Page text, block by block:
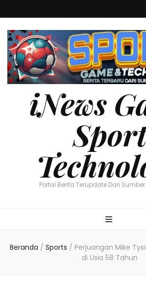
iNews
Portal Berita Terupdate Dari
Beranda / Sports / Perjuangan Mike
di Usia 58 Tahun